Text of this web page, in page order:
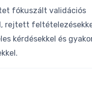
fókuszált validációs
rejtett
kérdésekkel és